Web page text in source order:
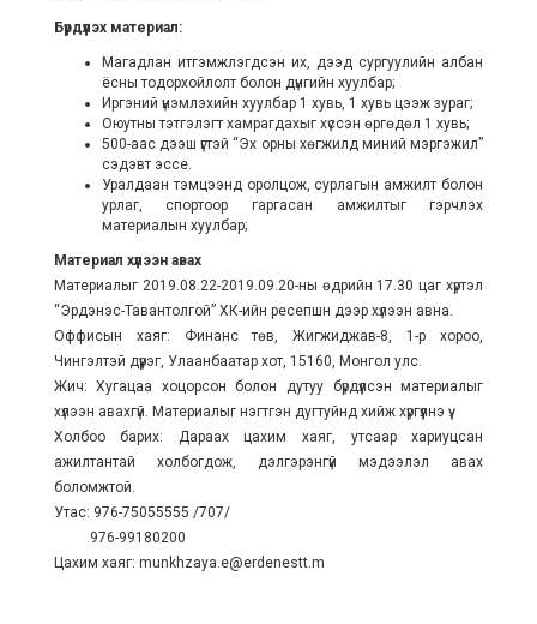
Бүрдүүлэх материал:
Магадлан итгэмжлэгдсэн их, дээд сургуулийн албан
ёсны тодорхойлолт болон дүнгийн хуулбар;
Иргэний үнэмлэхийн хуулбар 1 хувь, 1 хувь цээж зураг;
Оюутны тэтгэлэгт хамрагдахыг хүссэн өргөдөл 1 хувь;
500-аас дээш үгтэй “Эх орны хөгжилд миний мэргэжил”
сэдэвт эссе.
Уралдаан тэмцээнд оролцож, сурлагын амжилт болон
урлаг, спортоор гаргасан амжилтыг гэрчлэх
материалын хуулбар;
Материал хүлээн авах
Материалыг 2019.08.22-2019.09.20-ны өдрийн 17.30 цаг хүртэл
“Эрдэнэс-Тавантолгой” ХК-ийн ресепшн дээр хүлээн авна.
Оффисын хаяг: Финанс төв, Жигжиджав-8, 1-р хороо,
Чингэлтэй дүүрэг, Улаанбаатар хот, 15160, Монгол улс.
Жич: Хугацаа хоцорсон болон дутуу бүрдүүлсэн материалыг
хүлээн авахгүй. Материалыг нэгтгэн дугтуйнд хийж хүргүүлнэ үү.
Холбоо барих: Дараах цахим хаяг, утсаар хариуцсан
ажилтантай холбогдож, дэлгэрэнгүй мэдээлэл авах
боломжтой.
Утас: 976-75055555 /707/
976-99180200
Цахим хаяг: munkhzaya.e@erdenestt.m